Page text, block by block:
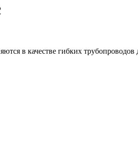
гибких трубопроводов для